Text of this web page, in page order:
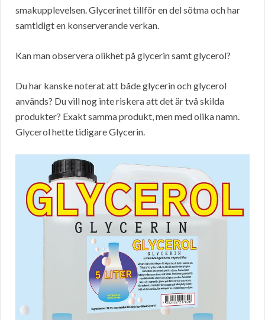
smakupplevelsen. Glycerinet tillför en del sötma och har
samtidigt en konserverande verkan.
Kan man observera olikhet på glycerin samt glycerol?
Du har kanske noterat att både glycerin och glycerol
används? Du vill nog inte riskera att det är två skilda
produkter? Exakt samma produkt, men med olika namn.
Glycerol hette tidigare Glycerin.